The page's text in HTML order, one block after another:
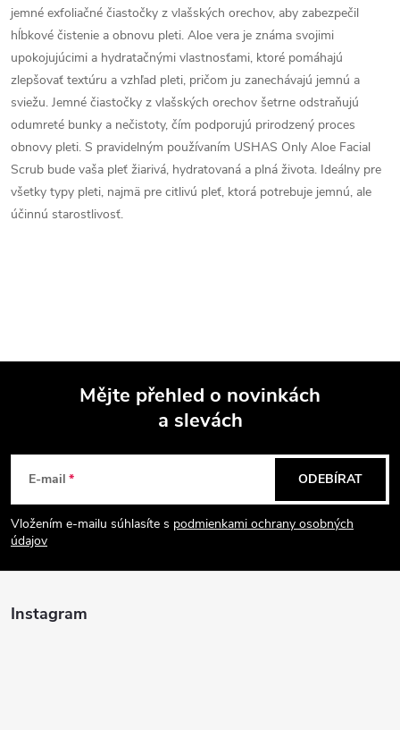
jemné exfoliačné čiastočky z vlašských orechov, aby zabezpečil
hĺbkové čistenie a obnovu pleti. Aloe vera je známa svojimi
upokojujúcimi a hydratačnými vlastnosťami, ktoré pomáhajú
zlepšovať textúru a vzhľad pleti, pričom ju zanechávajú jemnú a
sviežu. Jemné čiastočky z vlašských orechov šetrne odstraňujú
odumreté bunky a nečistoty, čím podporujú prirodzený proces
obnovy pleti. S pravidelným používaním USHAS Only Aloe Facial
Scrub bude vaša pleť žiarivá, hydratovaná a plná života. Ideálny pre
všetky typy pleti, najmä pre citlivú pleť, ktorá potrebuje jemnú, ale
účinnú starostlivosť.
p
a
Mějte přehled o novinkách
a slevách
E-mail
Vložením e-mailu súhlasíte s podmienkami ochrany osobných
údajov
ODEBÍRAT
Instagram